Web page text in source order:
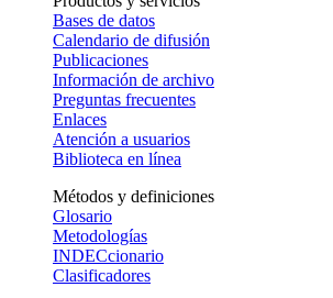
Bases de datos
Calendario de difusión
Publicaciones
Información de archivo
Preguntas frecuentes
Enlaces
Atención a usuarios
Biblioteca en línea
Métodos y definiciones
Glosario
Metodologías
INDECcionario
Clasificadores